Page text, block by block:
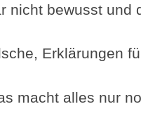
bewusst
Erklärungen
macht alles nur